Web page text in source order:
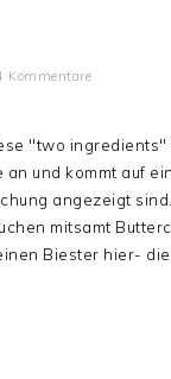
Kommentare
"two
und kommt auf
angezeigt
mitsamt
Biester hier-